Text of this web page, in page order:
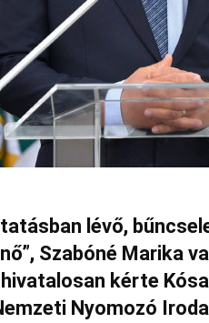
lévő,
Szabóné Marika
kérte
Nyomozó